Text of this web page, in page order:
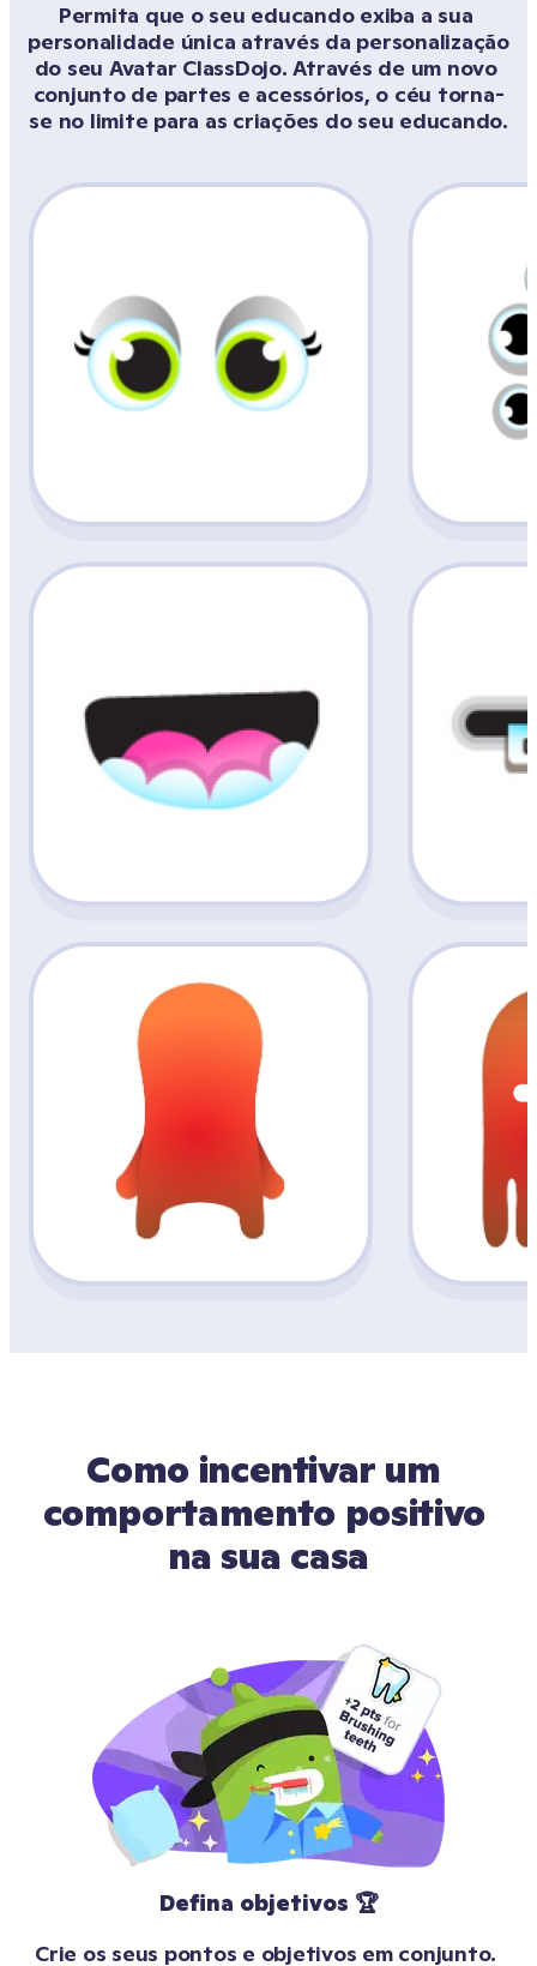
Permita que o seu educando exiba a sua
personalidade única através da personalização
do seu Avatar ClassDojo. Através de um novo
conjunto de partes e acessórios, o céu torna-
se no limite para as criações do seu educando.
Como incentivar um
comportamento positivo
na sua casa
Defina objetivos 🏆
Crie os seus pontos e objetivos em conjunto.